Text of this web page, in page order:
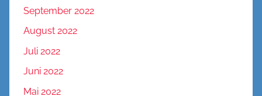
September 2022
August 2022
Juli 2022
Juni 2022
Mai 2022